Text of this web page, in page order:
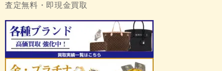
査定無料・即現金買取